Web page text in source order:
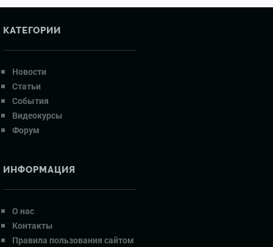
КАТЕГОРИИ
Новости
Статьи
События
Видеокурсы
Форум
ИНФОРМАЦИЯ
О нас
Контакты
Правила пользования сайтом